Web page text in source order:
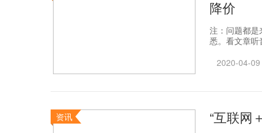
降价
注：问题都是
悉。看文章听
2020-04-09
资讯 “互联网